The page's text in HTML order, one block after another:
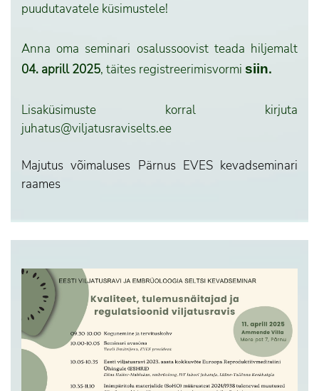
puudutavatele küsimustele!
Anna oma seminari osalussoovist teada hiljemalt
04. aprill 2025, täites registreerimisvormi siin.
Lisaküsimuste korral kirjuta
juhatus@viljatusraviselts.ee
Majutus võimaluses Pärnus EVES kevadseminari
raames